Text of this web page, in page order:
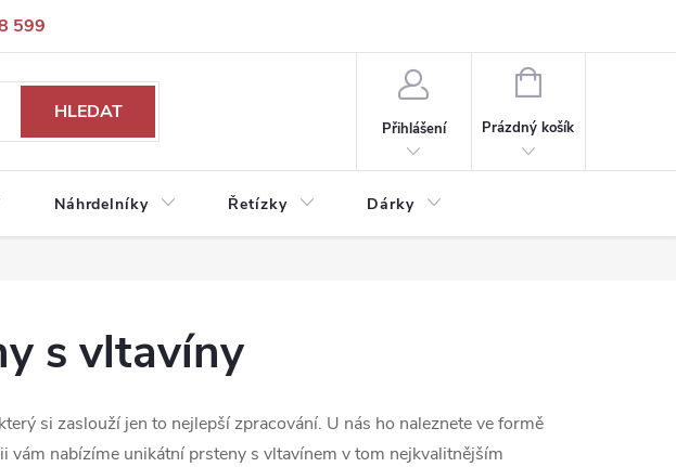
599
HLEDAT
Přihlášení
NÁKUPNÍ
Prázdný košík
Náhrdelníky Řetízky Dárky
s vltavíny
si zaslouží jen to nejlepší zpracování. U nás ho naleznete ve formě
vám nabízíme unikátní prsteny s vltavínem v tom nejkvalitnějším